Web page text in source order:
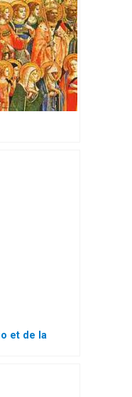
et de la